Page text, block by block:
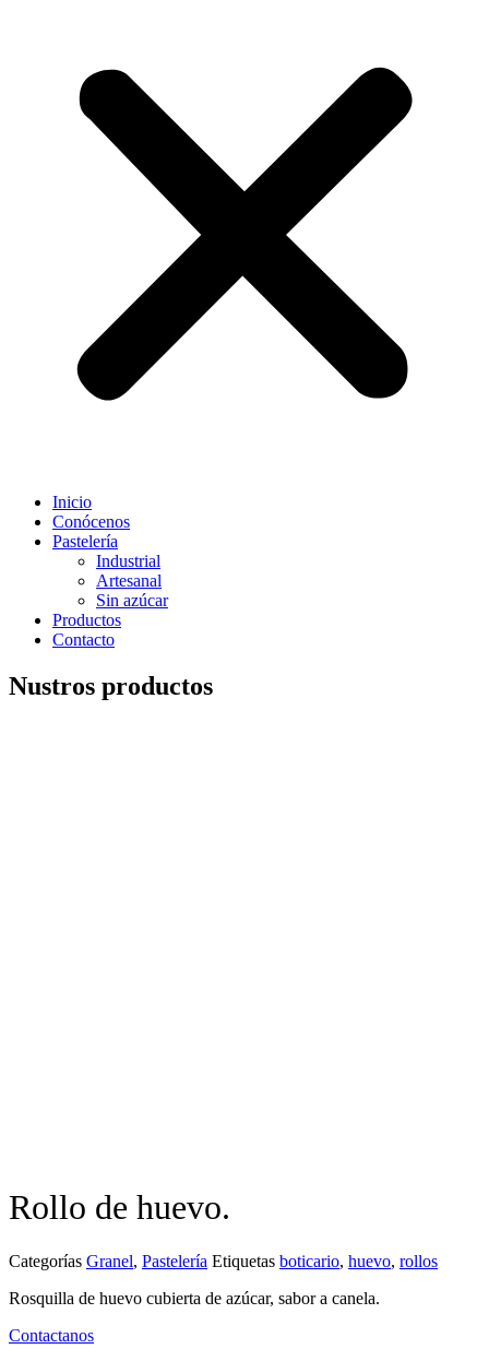
Inicio
Conócenos
Pastelería
Industrial
Artesanal
Sin azúcar
Productos
Contacto
Nustros productos
Rollo de huevo.
Categorías Granel, Pastelería Etiquetas boticario, huevo, rollos
Rosquilla de huevo cubierta de azúcar, sabor a canela.
Contactanos